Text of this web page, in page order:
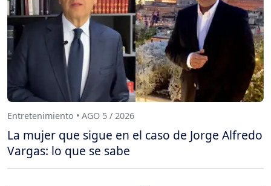
Entretenimiento • AGO 5 / 2026
La mujer que sigue en el caso de Jorge Alfredo
Vargas: lo que se sabe